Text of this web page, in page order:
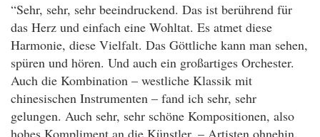
“Sehr, sehr, sehr beeindruckend. Das ist berührend für
das Herz und einfach eine Wohltat. Es atmet diese
Harmonie, diese Vielfalt. Das Göttliche kann man sehen,
spüren und hören. Und auch ein großartiges Orchester.
Auch die Kombination – westliche Klassik mit
chinesischen Instrumenten – fand ich sehr, sehr
gelungen. Auch sehr, sehr schöne Kompositionen, also
hohes Kompliment an die Künstler, – Artisten ohnehin.